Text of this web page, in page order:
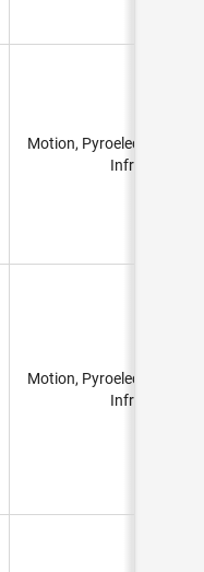
Motion, Pyroelectric, PIR
Infrared)
Motion, Pyroelectric, PIR
Infrared)